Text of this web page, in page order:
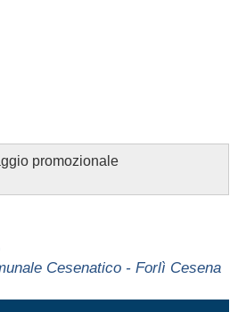
promozionale
Cesenatico - Forlì Cesena